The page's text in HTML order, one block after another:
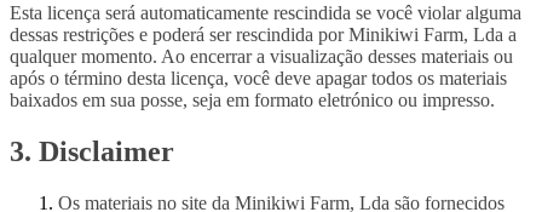
Esta licença será automaticamente rescindida se você violar alguma
dessas restrições e poderá ser rescindida por Minikiwi Farm, Lda a
qualquer momento. Ao encerrar a visualização desses materiais ou
após o término desta licença, você deve apagar todos os materiais
baixados em sua posse, seja em formato eletrónico ou impresso.
3. Disclaimer
Os materiais no site da Minikiwi Farm, Lda são fornecidos